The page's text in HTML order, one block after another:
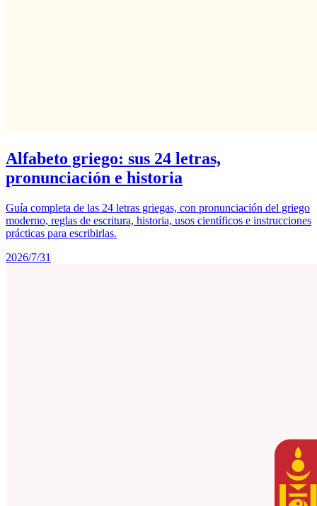
Alfabeto griego: sus 24 letras,
pronunciación e historia
Guía completa de las 24 letras griegas, con pronunciación del griego
moderno, reglas de escritura, historia, usos científicos e instrucciones
prácticas para escribirlas.
2026/7/31